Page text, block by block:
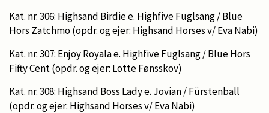
Kat. nr. 306: Highsand Birdie e. Highfive Fuglsang / Blue
Hors Zatchmo (opdr. og ejer: Highsand Horses v/ Eva Nabi)
Kat. nr. 307: Enjoy Royala e. Highfive Fuglsang / Blue Hors
Fifty Cent (opdr. og ejer: Lotte Fønsskov)
Kat. nr. 308: Highsand Boss Lady e. Jovian / Fürstenball
(opdr. og ejer: Highsand Horses v/ Eva Nabi)